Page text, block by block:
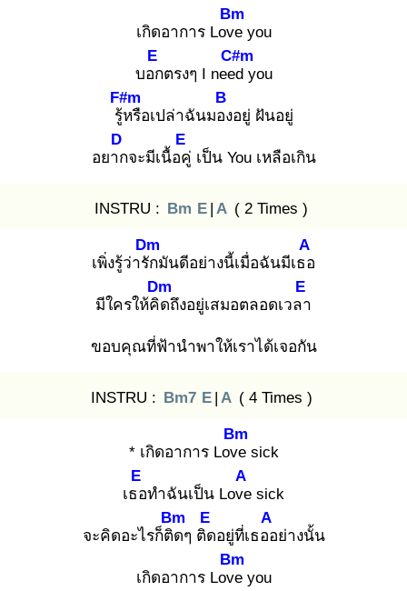
เกิดอาการ Love
Bm
you
บอก
E
ตรงๆ I need
C#m
you
รู้ห
F#m
รือเปล่าฉันมอง
B
อยู่ ฝันอยู่
อยาก
D
จะมีเนื้อคู่
E
เป็น You เหลือเกิน
INSTRU : Bm E | A ( 2 Times )
เพิ่งรู้ว่ารัก
Dm
มันดีอย่างนี้เมื่อฉันมีเธอ
A
มีใครให้คิด
Dm
ถึงอยู่เสมอตลอดเวลา
E
ขอบคุณที่ฟ้านำพาให้เราได้เจอกัน
INSTRU : Bm7 E | A ( 4 Times )
* เกิดอาการ Love
Bm
sick
เธอ
E
ทำฉันเป็น Love
A
sick
จะคิดอะไรก็ติด
Bm
ๆ ติด
E
อยู่ที่เธออ
A
ย่างนั้น
เกิดอาการ Love
Bm
you